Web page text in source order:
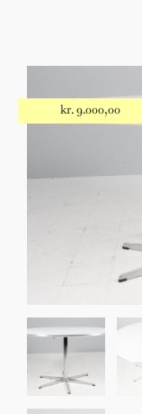
Sko til Arne
Stole
kr.9.000,00